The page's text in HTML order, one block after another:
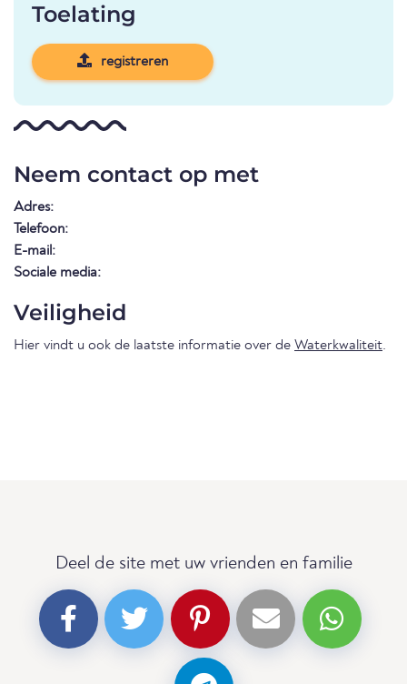
Toelating
registreren
Neem contact op met
Adres:
Telefoon:
E-mail:
Sociale media:
Veiligheid
Hier vindt u ook de laatste informatie over de Waterkwaliteit.
Deel de site met uw vrienden en familie